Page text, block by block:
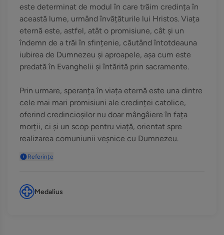
este determinat de modul în care trăim credința în
această lume, urmând învățăturile lui Hristos. Viața
eternă este, astfel, atât o promisiune, cât și un
îndemn de a trăi în sfințenie, căutând întotdeauna
iubirea de Dumnezeu și aproapele, așa cum este
predată în Evanghelii și întărită prin sacramente.
Prin urmare, speranța în viața eternă este una dintre
cele mai mari promisiuni ale credinței catolice,
oferind credincioșilor nu doar mângâiere în fața
morții, ci și un scop pentru viață, orientat spre
realizarea comuniunii veșnice cu Dumnezeu.
Referințe
Medalius